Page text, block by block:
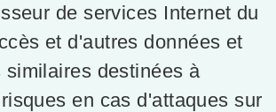
de services Internet du
et d'autres données et
similaires destinées à
en cas d'attaques sur